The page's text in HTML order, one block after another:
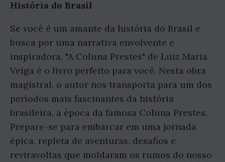
História do Brasil
Se você é um amante da história do Brasil e
busca por uma narrativa envolvente e
inspiradora, "A Coluna Prestes" de Luiz Maria
Veiga é o livro perfeito para você. Nesta obra
magistral, o autor nos transporta para um dos
períodos mais fascinantes da história
brasileira, a época da famosa Coluna Prestes.
Prepare-se para embarcar em uma jornada
épica, repleta de aventuras, desafios e
reviravoltas que moldaram os rumos do nosso